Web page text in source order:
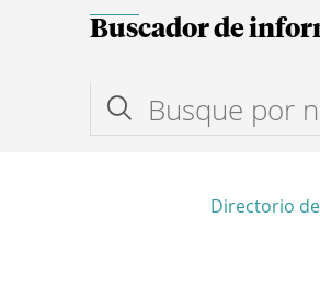
Buscador de
Directorio